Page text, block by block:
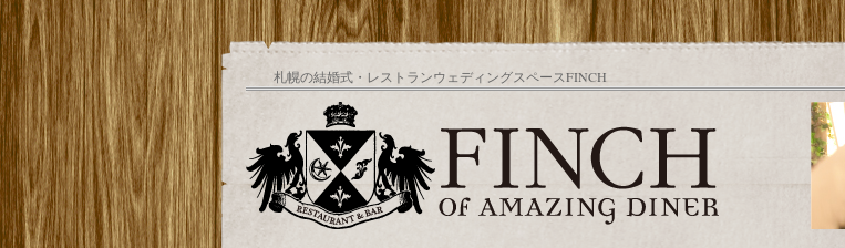
札幌の結婚式・レストランウェディングスペースFINCH